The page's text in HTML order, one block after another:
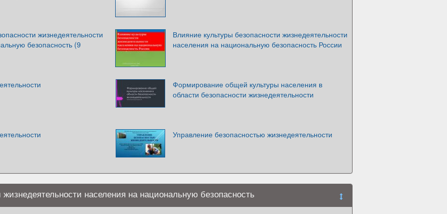
жизнедеятельности
безопасность (9
Влияние культуры безопасности жизнедеятельности
населения на национальную безопасность России
Формирование общей культуры населения в
области безопасности жизнедеятельности
Управление безопасностью жизнедеятельности
населения на национальную безопасность